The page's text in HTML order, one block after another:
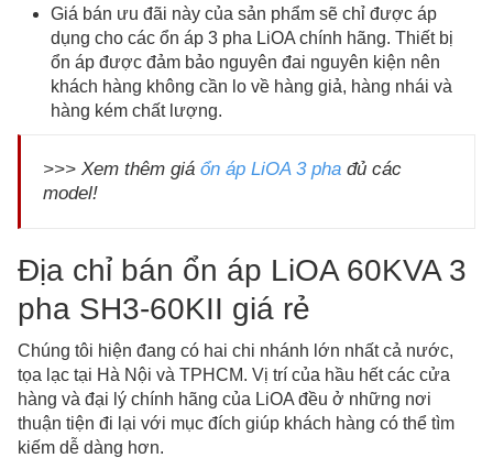
Giá bán ưu đãi này của sản phẩm sẽ chỉ được áp
dụng cho các ổn áp 3 pha LiOA chính hãng. Thiết bị
ổn áp được đảm bảo nguyên đai nguyên kiện nên
khách hàng không cần lo về hàng giả, hàng nhái và
hàng kém chất lượng.
>>> Xem thêm giá ổn áp LiOA 3 pha đủ các
model!
Địa chỉ bán ổn áp LiOA 60KVA 3
pha SH3-60KII giá rẻ
Chúng tôi hiện đang có hai chi nhánh lớn nhất cả nước,
tọa lạc tại Hà Nội và TPHCM. Vị trí của hầu hết các cửa
hàng và đại lý chính hãng của LiOA đều ở những nơi
thuận tiện đi lại với mục đích giúp khách hàng có thể tìm
kiếm dễ dàng hơn.